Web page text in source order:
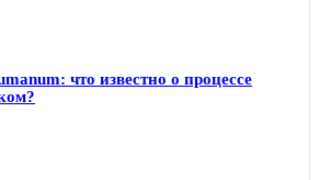
что известно о процессе